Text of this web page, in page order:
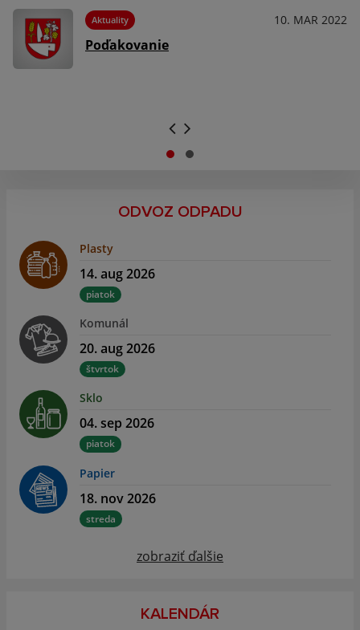
Aktuality 10. MAR 2022
Poďakovanie
ODVOZ ODPADU
Plasty
14. aug 2026
piatok
Komunál
20. aug 2026
štvrtok
Sklo
04. sep 2026
piatok
Papier
18. nov 2026
streda
zobraziť ďalšie
KALENDÁR